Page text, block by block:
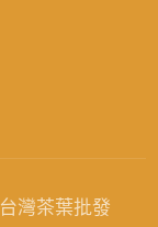
台灣茶葉批發